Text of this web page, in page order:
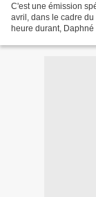
C'est une émission
avril, dans le cadre
heure durant,